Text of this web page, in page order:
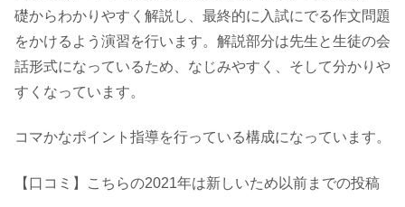
礎からわかりやすく解説し、最終的に入試にでる作文問題
をかけるよう演習を行います。解説部分は先生と生徒の会
話形式になっているため、なじみやすく、そして分かりや
すくなっています。
コマかなポイント指導を行っている構成になっています。
【口コミ】こちらの2021年は新しいため以前までの投稿